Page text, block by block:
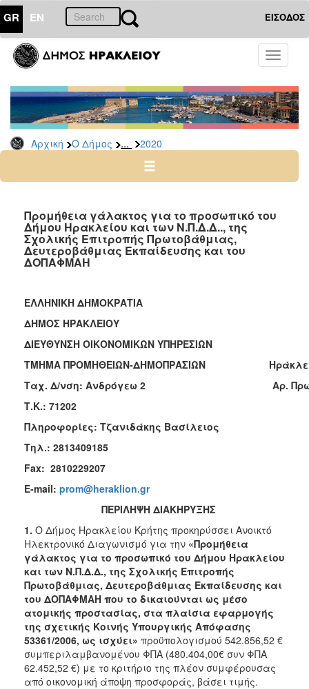
GR EN ΕΙΣΟΔΟΣ
Toggle
Αρχική Ο Δήμος ... 2020
ΔΗΜΟΣ
Διακηρύξεις
-
Δημοπρασίες
Αρχείο
2025
2023
2022
2021
2019
2018
2017
2016
2015
2013
ΤΟΠΟΣ
ΠΟΛΙΤΙΣΜΟΣ
ΑΝΘΕΚΤΙΚΗ
ΠΟΛΗ
Προμήθεια γάλακτος για το προσωπικό του
Δήμου Ηρακλείου και των Ν.Π.Δ.Δ.., της
Σχολικής Επιτροπής Πρωτοβάθμιας,
Δευτεροβάθμιας Εκπαίδευσης και του
ΔΟΠΑΦΜΑΗ
ΕΛΛΗΝΙΚΗ ΔΗΜΟΚΡΑΤΙΑ
ΔΗΜΟΣ ΗΡΑΚΛΕΙΟΥ
ΔΙΕΥΘΥΝΣΗ ΟΙΚΟΝΟΜΙΚΩΝ ΥΠΗΡΕΣΙΩΝ
ΤΜΗΜΑ ΠΡΟΜΗΘΕΙΩΝ-ΔΗΜΟΠΡΑΣΙΩΝ
Ταχ. Δ/νση: Ανδρόγεω 2 Αρ.
Τ.Κ.: 71202
Πληροφορίες: Τζανιδάκης Βασίλειος
Τηλ.: 2813409185
Fax: 2810229207
E-mail: prom@heraklion.gr
ΠΕΡΙΛΗΨΗ ΔΙΑΚΗΡΥΞΗΣ
1. Ο Δήμος Ηρακλείου Κρήτης προκηρύσσει Ανοικτό
Ηλεκτρονικό Διαγωνισμό για την «Προμήθεια
γάλακτος για το προσωπικό του Δήμου Ηρακλείου
και των Ν.Π.Δ.Δ., της Σχολικής Επιτροπής
Πρωτοβάθμιας, Δευτεροβάθμιας Εκπαίδευσης και
του ΔΟΠΑΦΜΑΗ που το δικαιούνται ως μέσο
ατομικής προστασίας, στα πλαίσια εφαρμογής
της σχετικής Κοινής Υπουργικής Απόφασης
53361/2006, ως ισχύει» προϋπολογισμού 542.856,52 €
συμπεριλαμβανομένου ΦΠΑ (480.404,00€ συν ΦΠΑ
62.452,52 €) με το κριτήριο της πλέον συμφέρουσας
από οικονομική άποψη προσφοράς, βάσει τιμής.